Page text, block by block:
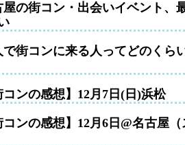
屋の街コン・出会いイベント、
で街コンに来る人ってどのくら
コンの感想】12月7日(日)浜松
コンの感想】12月6日@名古屋（